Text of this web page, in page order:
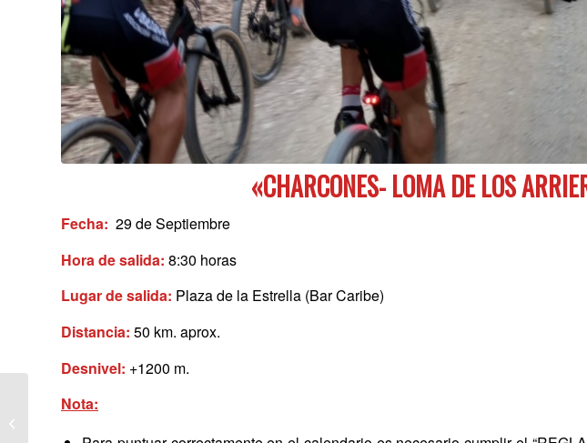
«CHARCONES- LOMA DE LOS
Fecha: 29 de Septiembre
Hora de salida: 8:30 horas
Lugar de salida: Plaza de la Estrella (Bar Caribe)
Distancia: 50 km. aprox.
Desnivel: +1200 m.
Nota:
CALENDARIO DE